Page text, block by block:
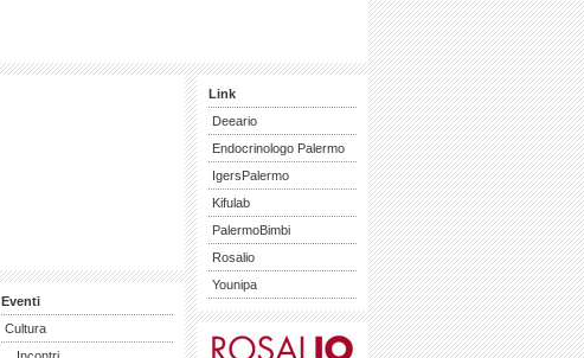
Eventi
Cultura
Link
Deeario
Endocrinologo Palermo
IgersPalermo
Kifulab
PalermoBimbi
Rosalio
Younipa